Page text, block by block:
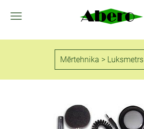
Mērtehnika > Luksmetrs